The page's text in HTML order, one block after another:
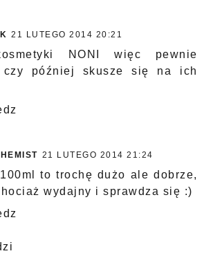
21 LUTEGO 2014 20:21
NONI więc pewnie
czy później skusze się na ich
21 LUTEGO 2014 21:24
to trochę dużo ale dobrze,
wydajny i sprawdza się :)